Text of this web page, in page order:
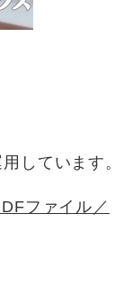
しています。
ファイル／